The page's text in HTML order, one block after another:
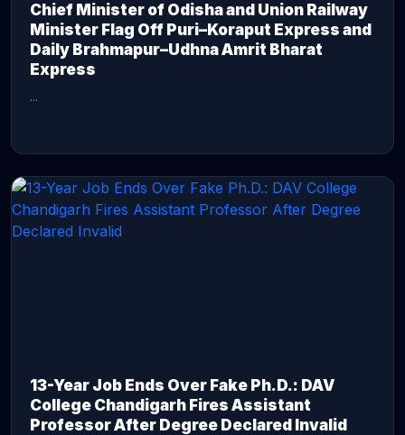
Chief Minister of Odisha and Union Railway
Minister Flag Off Puri–Koraput Express and
Daily Brahmapur–Udhna Amrit Bharat
Express
...
13-Year Job Ends Over Fake Ph.D.: DAV
College Chandigarh Fires Assistant
Professor After Degree Declared Invalid